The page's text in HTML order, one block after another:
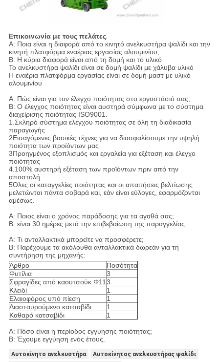
Επικοινωνία με τους πελάτες:
Α: Ποια είναι η διαφορά από το κινητό ανελκυστήρα ψαλίδι και την
κινητή πλατφόρμα εναέριας εργασίας αλουμινίου;
Β: Η κύρια διαφορά είναι από τη δομή και το υλικό
Το ανελκυστήρα ψαλίδι είναι σε δομή ψαλίδι με χάλυβα υλικό
Η εναέρια πλατφόρμα εργασίας είναι σε δομή μαστ με υλικό
αλουμινίου
Α: Πώς είναι για τον έλεγχο ποιότητας στο εργοστάσιό σας;
Β: Ο έλεγχος ποιότητας είναι αυστηρά σύμφωνα με το σύστημα
διαχείρισης ποιότητας ISO9001.
1.Σκληρό σύστημα ελέγχου ποιότητας σε όλη τη διαδικασία
παραγωγής
2Εισαγόμενες βασικές τέχνες για να διασφαλίσουμε την υψηλή
ποιότητα των προϊόντων μας
3Προηγμένος εξοπλισμός και εργαλεία για εξέταση και έλεγχο
ποιότητας
4.100% αυστηρή εξέταση των προϊόντων πριν από την
αποστολή
5Όλες οι καταγγελίες ποιότητας και οι απαιτήσεις βελτίωσης
μελετώνται πάντα σοβαρά και, εάν είναι εύλογες, εφαρμόζονται
αμέσως.
Α: Ποιος είναι ο χρόνος παράδοσης για τα αγαθά σας;
Β: είναι 30 ημέρες μετά την επιβεβαίωση της παραγγελίας
Α: Τι ανταλλακτικά μπορείτε να προσφέρετε;
Β: Παρέχουμε τα ακόλουθα ανταλλακτικά δωρεάν για τη
συντήρηση της μηχανής:
Άρθρο
Ποσότητα
Φυτίλια
3
Σφραγίδες από καουτσούκ Φ113
Κλειδί
1
Ελαιοφόρος υπό πίεση
1
Διασταυρούμενο κατσαβίδι
1
Καθαρό κατσαβίδι
1
Α: Πόσο είναι η περίοδος εγγύησης ποιότητας;
Β: Έχουμε εγγύηση ενός έτους.
Αυτοκίνητο ανελκυστήρα
Αυτοκίνητος ανελκυστήρας ψαλίδι